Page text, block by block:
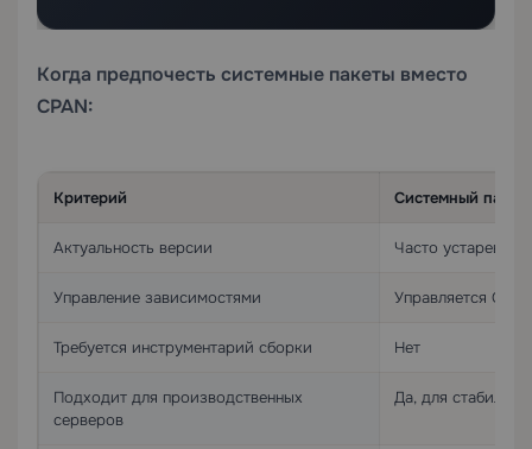
Когда предпочесть системные пакеты вместо
CPAN:
Критерий Системный пакет
Актуальность версии Часто устаревшая
Управление зависимостями Управляется ОС
Требуется инструментарий сборки Нет
Подходит для производственных
серверов
Да, для